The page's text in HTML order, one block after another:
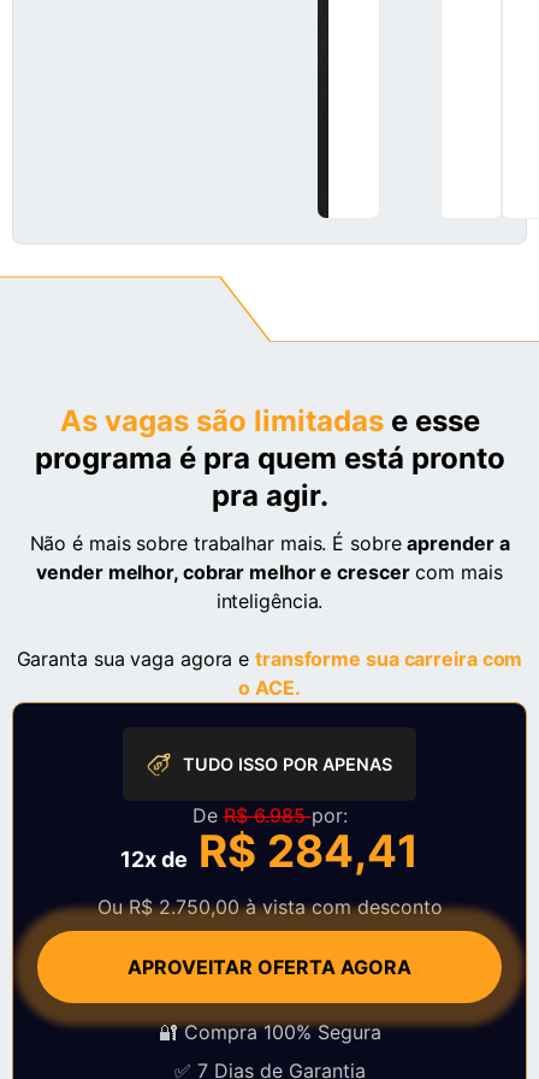
As vagas são limitadase esse
programa é pra quem está pronto
pra agir.
Não é mais sobre trabalhar mais. É sobreaprender a
vender melhor, cobrar melhor e crescercom mais
inteligência.
Garanta sua vaga agora etransforme sua carreira com
o ACE.
TUDO ISSO POR APENAS
DeR$ 6.985por:
12x de R$ 284,41
Ou R$ 2.750,00 à vista com desconto
APROVEITAR OFERTA AGORA
🔐 Compra 100% Segura
✅ 7 Dias de Garantia